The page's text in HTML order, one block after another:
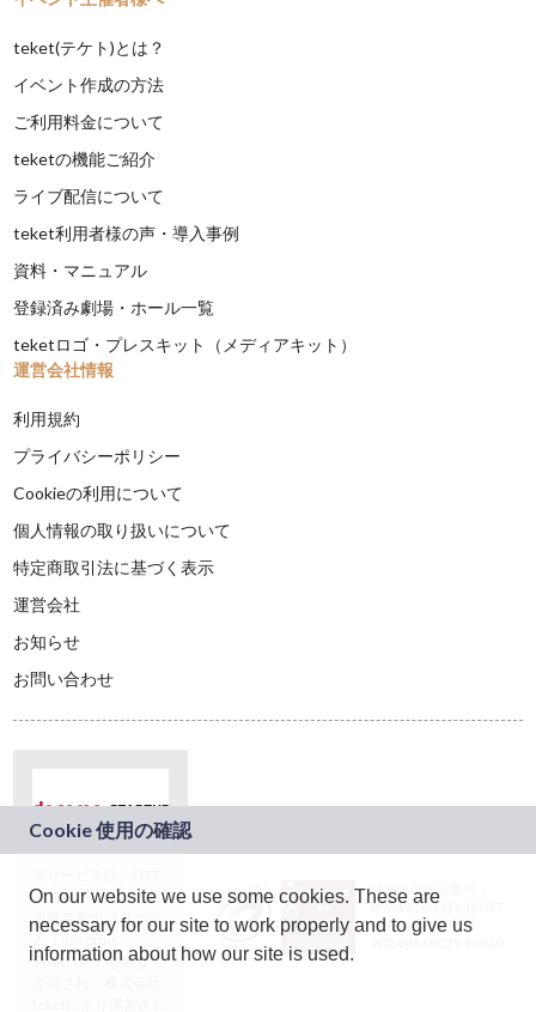
teket(テケト)とは？
イベント作成の方法
ご利用料金について
teketの機能ご紹介
ライブ配信について
teket利用者様の声・導入事例
資料・マニュアル
登録済み劇場・ホール一覧
teketロゴ・プレスキット（メディアキット）
運営会社情報
利用規約
プライバシーポリシー
Cookieの利用について
個人情報の取り扱いについて
特定商取引法に基づく表示
運営会社
お知らせ
お問い合わせ
ドコモグループの新
規事業創出プログラ
ム「docomo
STARTUP」を通じて
JASRAC許諾番号：
9024936001Y45037
JASRAC許諾番号：
On our website we use some cookies. These are
necessary for our site to work properly and to give us
information about how our site is used.